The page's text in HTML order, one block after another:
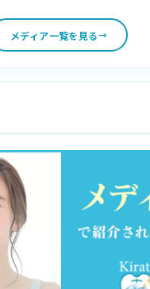
メディア一覧を見る